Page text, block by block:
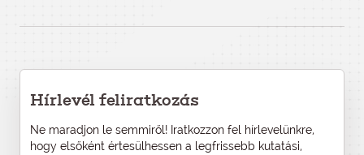
Hírlevél feliratkozás
Ne maradjon le semmiről! Iratkozzon fel hírlevelünkre,
hogy elsőként értesülhessen a legfrissebb kutatási,